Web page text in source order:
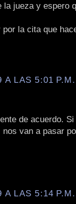
la jueza y espero
la cita que
A LAS 5:01 P.M.
de acuerdo.
van a pasar
A LAS 5:14 P.M.